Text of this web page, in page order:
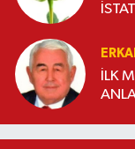
İLK